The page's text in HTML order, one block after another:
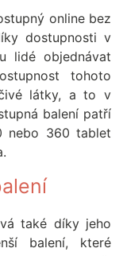
online bez
dostupnosti v
lidé objednávat
tohoto
látky, a to v
balení patří
nebo 360 tablet
také díky jeho
balení, které